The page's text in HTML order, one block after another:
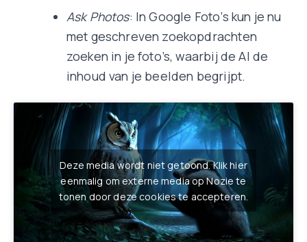
Ask Photos: In Google Foto’s kun je nu
met geschreven zoekopdrachten
zoeken in je foto’s, waarbij de AI de
inhoud van je beelden begrijpt.
Deze media wordt niet getoond. Klik hier
eenmalig om externe media op Nozie te
tonen door deze cookies te accepteren.